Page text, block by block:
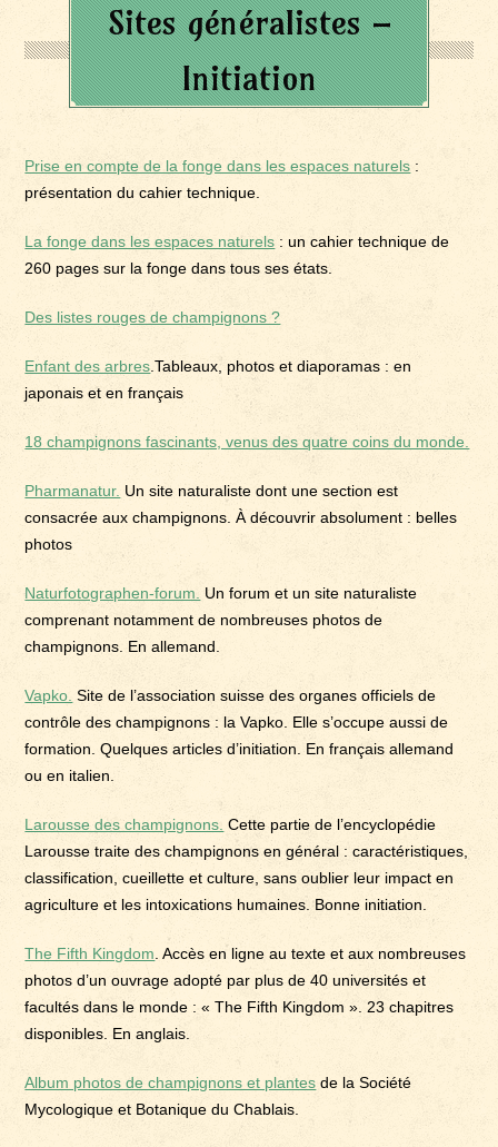
Sites généralistes –
Initiation
Prise en compte de la fonge dans les espaces naturels :
présentation du cahier technique.
La fonge dans les espaces naturels : un cahier technique de
260 pages sur la fonge dans tous ses états.
Des listes rouges de champignons ?
Enfant des arbres .Tableaux, photos et diaporamas : en
japonais et en français
18 champignons fascinants, venus des quatre coins du monde.
Pharmanatur. Un site naturaliste dont une section est
consacrée aux champignons. À découvrir absolument : belles
photos
Naturfotographen-forum.
Un forum et un site naturaliste
comprenant notamment de nombreuses photos de
champignons. En allemand.
Vapko. Site de l’association suisse des organes officiels de
contrôle des champignons : la Vapko. Elle s’occupe aussi de
formation. Quelques articles d’initiation. En français allemand
ou en italien.
Larousse des champignons. Cette partie de l’encyclopédie
Larousse traite des champignons en général : caractéristiques,
classification, cueillette et culture, sans oublier leur impact en
agriculture et les intoxications humaines. Bonne initiation.
The Fifth Kingdom . Accès en ligne au texte et aux nombreuses
photos d’un ouvrage adopté par plus de 40 universités et
facultés dans le monde : « The Fifth Kingdom ». 23 chapitres
disponibles. En anglais.
Album photos de champignons et plantes de la Société
Mycologique et Botanique du Chablais.